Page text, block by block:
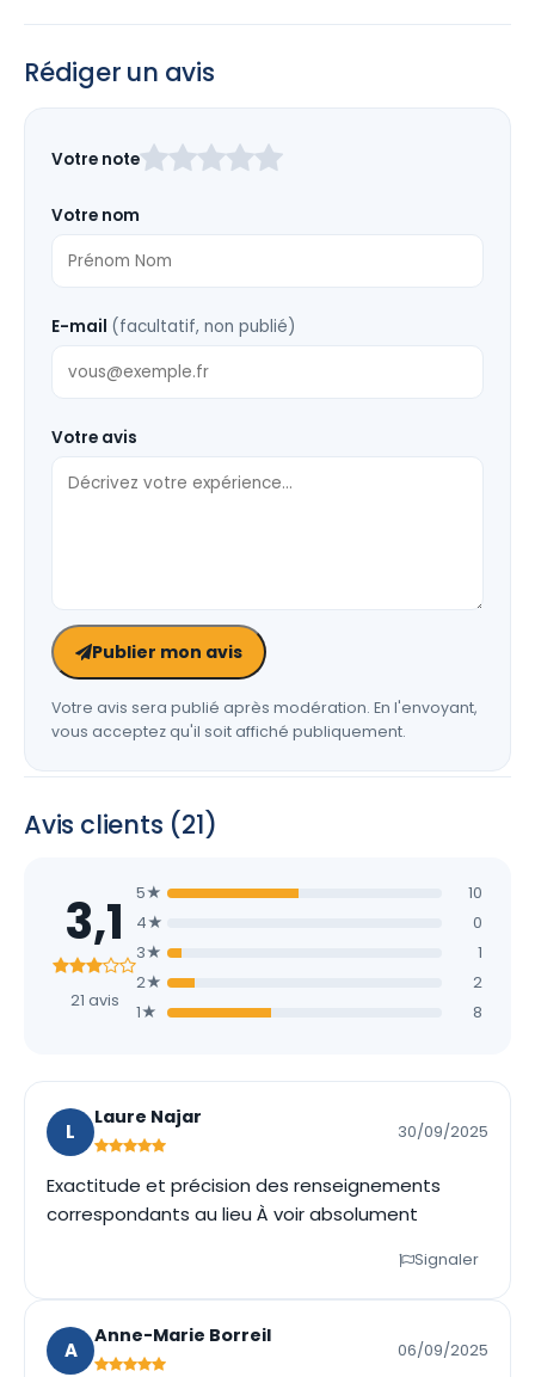
Rédiger un avis
ce
vide
Votre note
Votre nom
E-mail (facultatif, non publié)
Votre avis
Publier mon avis
Votre avis sera publié après modération. En l'envoyant,
vous acceptez qu'il soit affiché publiquement.
Avis clients (21)
3,1
21 avis
5★
10
4★
0
3★
1
2★
2
1★
8
L
Laure Najar
30/09/2025
Exactitude et précision des renseignements
correspondants au lieu À voir absolument
Signaler
A
Anne-Marie Borreil
06/09/2025